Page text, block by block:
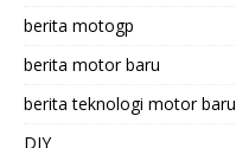
berita motogp
berita motor baru
berita teknologi motor baru
DIY